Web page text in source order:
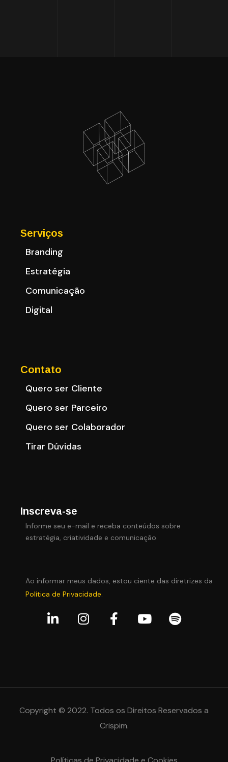
Serviços
Branding
Estratégia
Comunicação
Digital
Contato
Quero ser Cliente
Quero ser Parceiro
Quero ser Colaborador
Tirar Dúvidas
Inscreva-se
Informe seu e-mail e receba conteúdos sobre
estratégia, criatividade e comunicação.
Ao informar meus dados, estou ciente das diretrizes da
Política de Privacidade.
Copyright © 2022. Todos os Direitos Reservados a
Crispim.